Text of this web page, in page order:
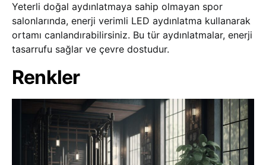
Yeterli doğal aydınlatmaya sahip olmayan spor
salonlarında, enerji verimli LED aydınlatma kullanarak
ortamı canlandırabilirsiniz. Bu tür aydınlatmalar, enerji
tasarrufu sağlar ve çevre dostudur.
Renkler